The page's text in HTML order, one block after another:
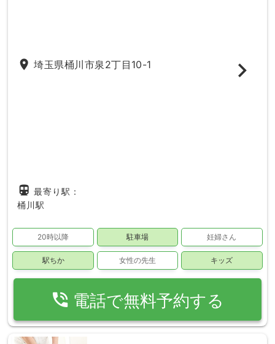
place 埼玉県桶川市泉2丁目10-1
directions_subway 最寄り駅：
桶川駅
20時以降 駐車場 妊婦さん
駅ちか 女性の先生 キッズ
phone_in_talk 電話で無料予約する